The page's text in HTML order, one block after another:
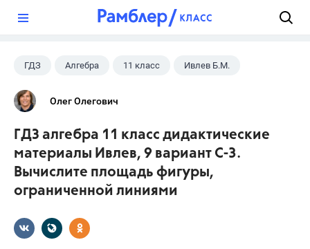
ГДЗ Алгебра 11 класс Ивлев Б.М.
Олег Олегович
ГДЗ алгебра 11 класс дидактические
материалы Ивлев, 9 вариант С-3.
Вычислите площадь фигуры,
ограниченной линиями